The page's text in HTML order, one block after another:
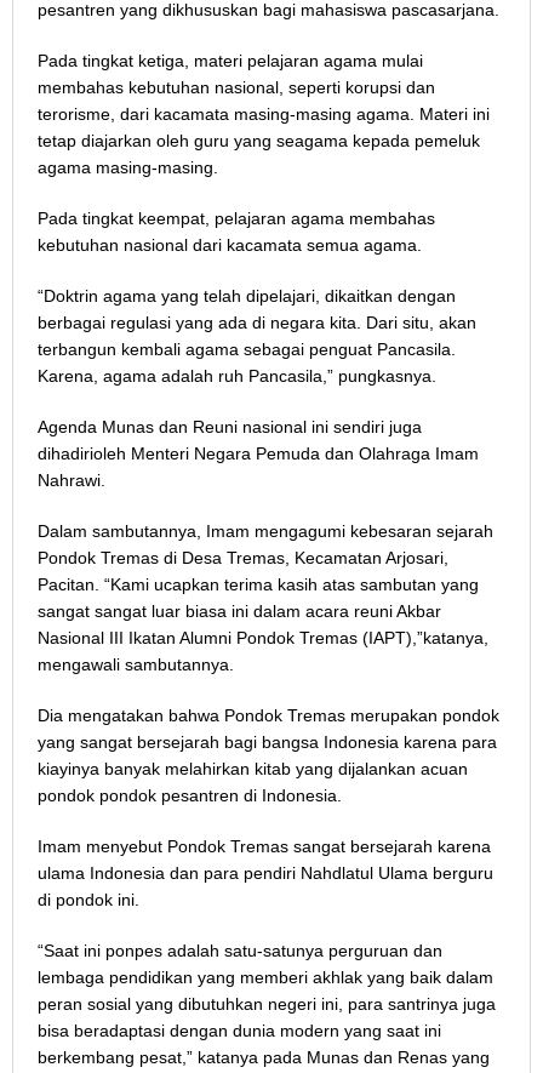
pesantren yang dikhususkan bagi mahasiswa pascasarjana.
Pada tingkat ketiga, materi pelajaran agama mulai
membahas kebutuhan nasional, seperti korupsi dan
terorisme, dari kacamata masing-masing agama. Materi ini
tetap diajarkan oleh guru yang seagama kepada pemeluk
agama masing-masing.
Pada tingkat keempat, pelajaran agama membahas
kebutuhan nasional dari kacamata semua agama.
“Doktrin agama yang telah dipelajari, dikaitkan dengan
berbagai regulasi yang ada di negara kita. Dari situ, akan
terbangun kembali agama sebagai penguat Pancasila.
Karena, agama adalah ruh Pancasila,” pungkasnya.
Agenda Munas dan Reuni nasional ini sendiri juga
dihadirioleh Menteri Negara Pemuda dan Olahraga Imam
Nahrawi.
Dalam sambutannya, Imam mengagumi kebesaran sejarah
Pondok Tremas di Desa Tremas, Kecamatan Arjosari,
Pacitan. “Kami ucapkan terima kasih atas sambutan yang
sangat sangat luar biasa ini dalam acara reuni Akbar
Nasional III Ikatan Alumni Pondok Tremas (IAPT),”katanya,
mengawali sambutannya.
Dia mengatakan bahwa Pondok Tremas merupakan pondok
yang sangat bersejarah bagi bangsa Indonesia karena para
kiayinya banyak melahirkan kitab yang dijalankan acuan
pondok pondok pesantren di Indonesia.
Imam menyebut Pondok Tremas sangat bersejarah karena
ulama Indonesia dan para pendiri Nahdlatul Ulama berguru
di pondok ini.
“Saat ini ponpes adalah satu-satunya perguruan dan
lembaga pendidikan yang memberi akhlak yang baik dalam
peran sosial yang dibutuhkan negeri ini, para santrinya juga
bisa beradaptasi dengan dunia modern yang saat ini
berkembang pesat,” katanya pada Munas dan Renas yang